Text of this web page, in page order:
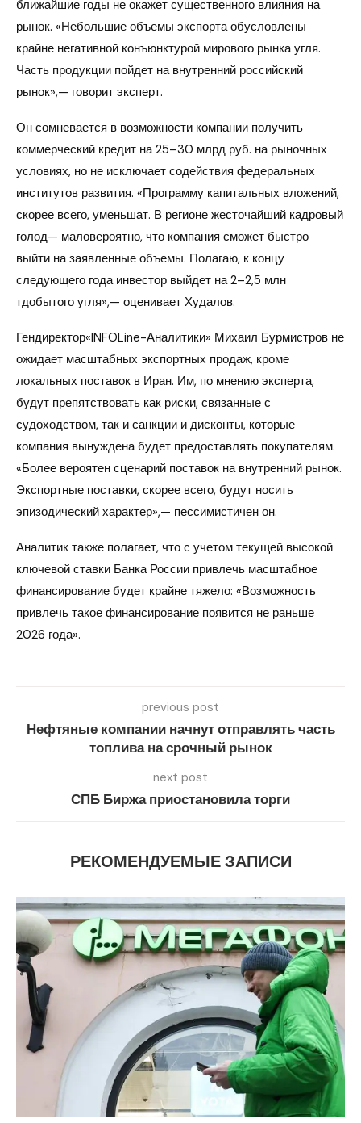
ближайшие годы не окажет существенного влияния на
рынок. «Небольшие объемы экспорта обусловлены
крайне негативной конъюнктурой мирового рынка угля.
Часть продукции пойдет на внутренний российский
рынок»,— говорит эксперт.
Он сомневается в возможности компании получить
коммерческий кредит на 25–30 млрд руб. на рыночных
условиях, но не исключает содействия федеральных
институтов развития. «Программу капитальных вложений,
скорее всего, уменьшат. В регионе жесточайший кадровый
голод— маловероятно, что компания сможет быстро
выйти на заявленные объемы. Полагаю, к концу
следующего года инвестор выйдет на 2–2,5 млн
тдобытого угля»,— оценивает Худалов.
Гендиректор«INFOLine-Аналитики» Михаил Бурмистров не
ожидает масштабных экспортных продаж, кроме
локальных поставок в Иран. Им, по мнению эксперта,
будут препятствовать как риски, связанные с
судоходством, так и санкции и дисконты, которые
компания вынуждена будет предоставлять покупателям.
«Более вероятен сценарий поставок на внутренний рынок.
Экспортные поставки, скорее всего, будут носить
эпизодический характер»,— пессимистичен он.
Аналитик также полагает, что с учетом текущей высокой
ключевой ставки Банка России привлечь масштабное
финансирование будет крайне тяжело: «Возможность
привлечь такое финансирование появится не раньше
2026 года».
previous post
Нефтяные компании начнут отправлять часть
топлива на срочный рынок
next post
СПБ Биржа приостановила торги
РЕКОМЕНДУЕМЫЕ ЗАПИСИ